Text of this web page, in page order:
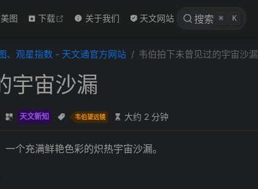
美图 下载 open in new window
关于我们 天文网站 搜索 ⌘ K
、观星指数 - 天文通官方网站 韦伯拍下未曾见过的宇宙沙漏
宇宙沙漏
天文新知 韦伯望远镜 大约 2 分钟
个充满鲜艳色彩的炽热宇宙沙漏。